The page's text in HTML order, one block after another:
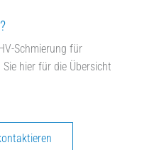
Schmierung für
hier für die Übersicht